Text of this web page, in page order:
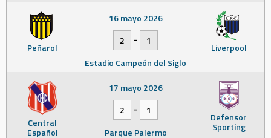
Peñarol Liverpool
16 mayo 2026
2
-
1
Estadio Campeón del Siglo
Central
Español
Defensor
Sporting
17 mayo 2026
2
-
1
Parque Palermo